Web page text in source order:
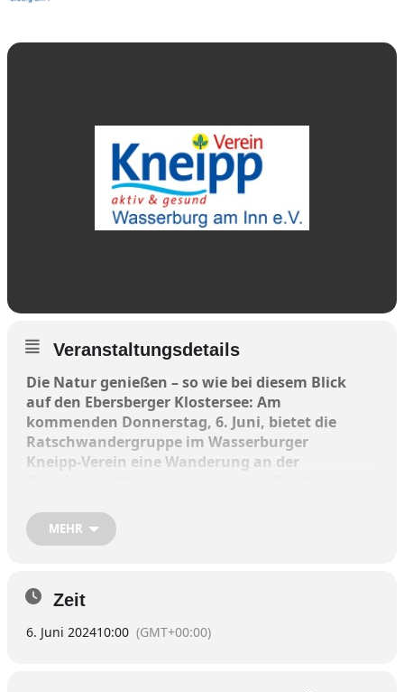
Veranstaltungsdetails
Die Natur genießen – so wie bei diesem Blick
auf den Ebersberger Klostersee: Am
kommenden Donnerstag, 6. Juni, bietet die
Ratschwandergruppe im Wasserburger
Kneipp-Verein eine Wanderung an der
Der Treffpunkt ist um 10 Uhr auf dem Parkplatz
„Altstädter“ treffen sich um 9.45 Uhr am Imbiss
am Greinhof.
MEHR
Zeit
6. Juni 202410:00 (GMT+00:00)